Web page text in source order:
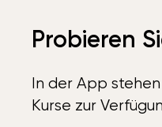
Probieren
In der App
Kurse zur